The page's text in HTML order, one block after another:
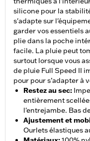
silicone pour la
s'adapte sur
garder vos essentiels
plie dans la poche
facile. La pluie peut
surtout lorsque vous
de pluie Full Speed II
pour pour s’adapter à
Restez au sec:
entièrement
l'entrejambe. Bas
Ajustement et
Ourlets élastiques